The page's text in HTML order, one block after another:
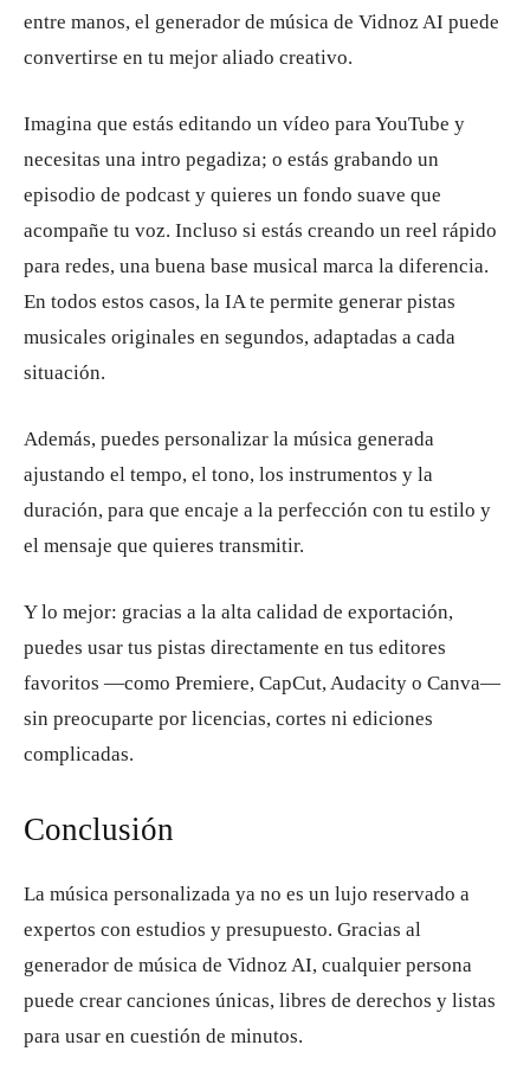
entre manos, el generador de música de Vidnoz AI puede
convertirse en tu mejor aliado creativo.
Imagina que estás editando un vídeo para YouTube y
necesitas una intro pegadiza; o estás grabando un
episodio de podcast y quieres un fondo suave que
acompañe tu voz. Incluso si estás creando un reel rápido
para redes, una buena base musical marca la diferencia.
En todos estos casos, la IA te permite generar pistas
musicales originales en segundos, adaptadas a cada
situación.
Además, puedes personalizar la música generada
ajustando el tempo, el tono, los instrumentos y la
duración, para que encaje a la perfección con tu estilo y
el mensaje que quieres transmitir.
Y lo mejor: gracias a la alta calidad de exportación,
puedes usar tus pistas directamente en tus editores
favoritos —como Premiere, CapCut, Audacity o Canva—
sin preocuparte por licencias, cortes ni ediciones
complicadas.
Conclusión
La música personalizada ya no es un lujo reservado a
expertos con estudios y presupuesto. Gracias al
generador de música de Vidnoz AI, cualquier persona
puede crear canciones únicas, libres de derechos y listas
para usar en cuestión de minutos.